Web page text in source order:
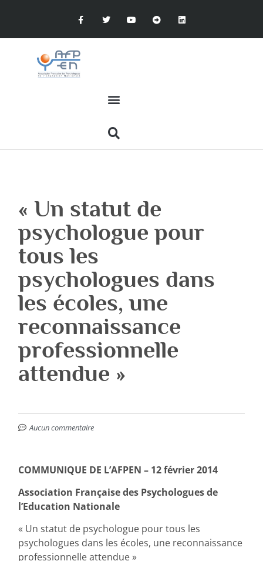
« Un statut de
psychologue pour
tous les
psychologues dans
les écoles, une
reconnaissance
professionnelle
attendue »
Aucun commentaire
COMMUNIQUE DE L’AFPEN – 12 février 2014
Association Française des Psychologues de
l’Education Nationale
« Un statut de psychologue pour tous les
psychologues dans les écoles, une reconnaissance
professionnelle attendue »